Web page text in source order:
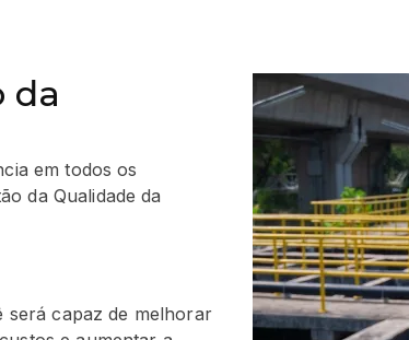
da
em todos os
da Qualidade da
será capaz de melhorar